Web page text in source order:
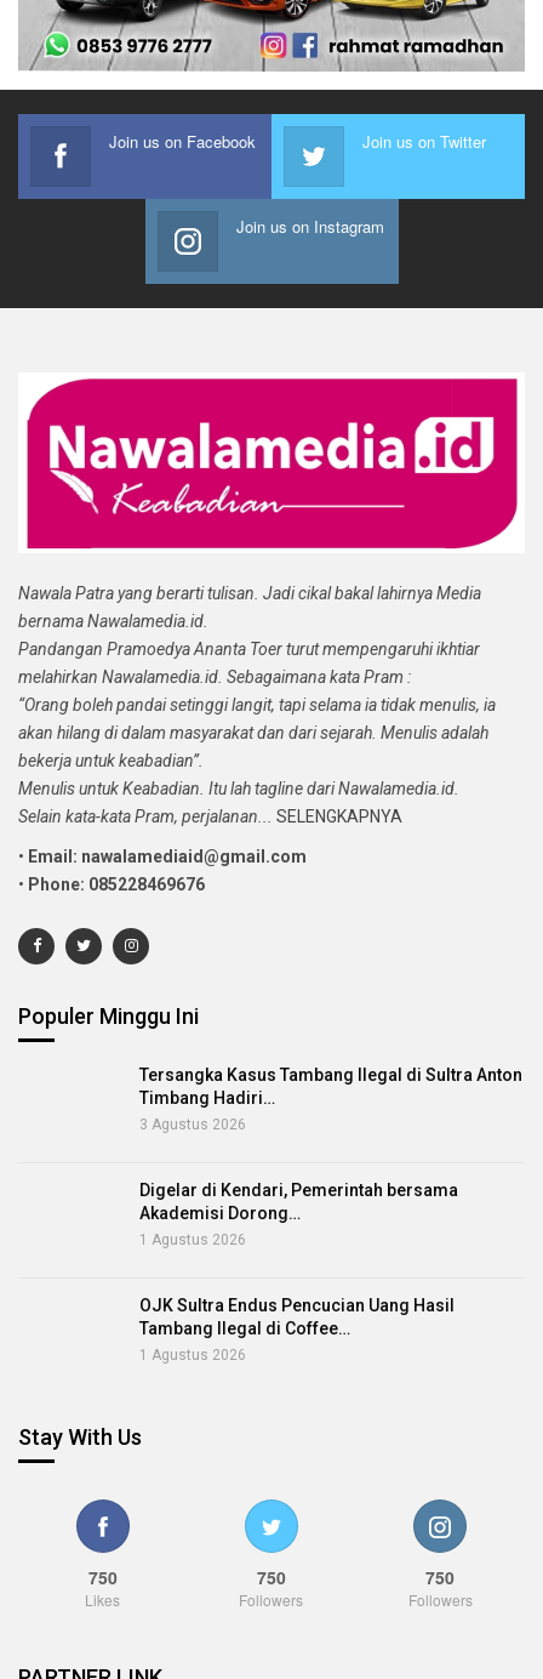
Join us on Facebook Join us on Twitter
Join us on Instagram
Nawala Patra yang berarti tulisan. Jadi cikal bakal lahirnya Media
bernama Nawalamedia.id.
Pandangan Pramoedya Ananta Toer turut mempengaruhi ikhtiar
melahirkan Nawalamedia.id. Sebagaimana kata Pram :
“Orang boleh pandai setinggi langit, tapi selama ia tidak menulis, ia
akan hilang di dalam masyarakat dan dari sejarah. Menulis adalah
bekerja untuk keabadian”.
Menulis untuk Keabadian. Itu lah tagline dari Nawalamedia.id.
Selain kata-kata Pram, perjalanan...
SELENGKAPNYA
• Email: nawalamediaid@gmail.com
• Phone: 085228469676
Populer Minggu Ini
Tersangka Kasus Tambang Ilegal di Sultra Anton
Timbang Hadiri…
3 Agustus 2026
Digelar di Kendari, Pemerintah bersama
Akademisi Dorong…
1 Agustus 2026
OJK Sultra Endus Pencucian Uang Hasil
Tambang Ilegal di Coffee…
1 Agustus 2026
Stay With Us
750
Likes
750
Followers
750
Followers